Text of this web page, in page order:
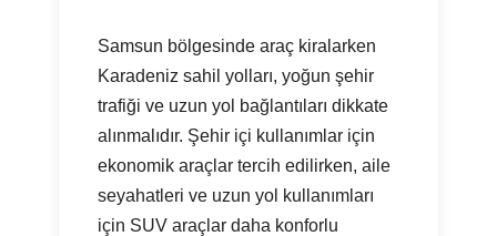
Samsun bölgesinde araç kiralarken
Karadeniz sahil yolları, yoğun şehir
trafiği ve uzun yol bağlantıları dikkate
alınmalıdır. Şehir içi kullanımlar için
ekonomik araçlar tercih edilirken, aile
seyahatleri ve uzun yol kullanımları
için SUV araçlar daha konforlu